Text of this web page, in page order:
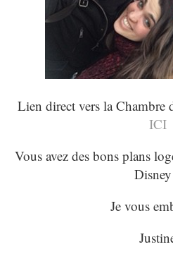
Lien direct vers la Chambre
ICI
Vous avez des bons plans
Je vous